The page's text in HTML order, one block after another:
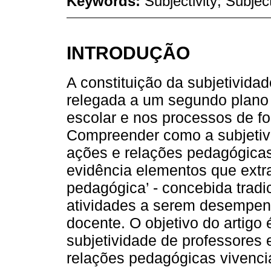
INTRODUÇÃO
A constituição da
relegada a um segundo
escolar e nos processos de
Compreender como a
ações e relações
evidência elementos que
pedagógica’ - concebida
atividades a serem
docente. O objetivo do artigo
subjetividade de professores
relações pedagógicas